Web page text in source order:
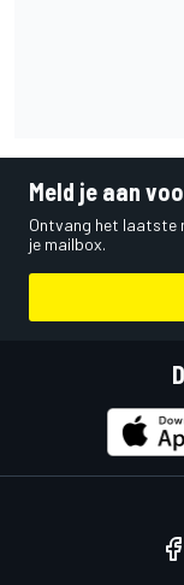
Meld je aan
Ontvang het laatste
je mailbox.